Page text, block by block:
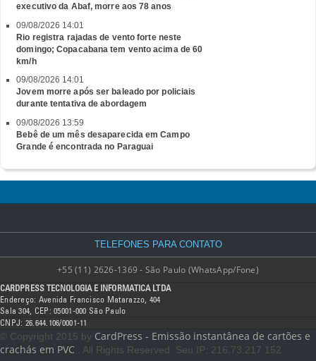
executivo da Abaf, morre aos 78 anos
09/08/2026 14:01
Rio registra rajadas de vento forte neste
domingo; Copacabana tem vento acima de 60
km/h
09/08/2026 14:01
Jovem morre após ser baleado por policiais
durante tentativa de abordagem
09/08/2026 13:59
Bebê de um mês desaparecida em Campo
Grande é encontrada no Paraguai
TELEFONES PARA CONTATO
+55 (11) 2626-1369 - São Paulo (WhatsApp/Fone)
CARDPRESS TECNOLOGIA E INFORMATICA LTDA
Endereço: Avenida Francisco Matarazzo, 404
Sala 304, CEP: 05001-000 São Paulo
CNPJ: 26.644.106/0001-11
© Copyright 2015 by CardPress - Emissão instantânea de cartões e
crachás em PVC . All Rights Reserved. Seu IP: 216.73.217.152